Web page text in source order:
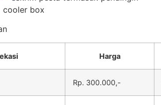
Harga
Rp. 300.000,-